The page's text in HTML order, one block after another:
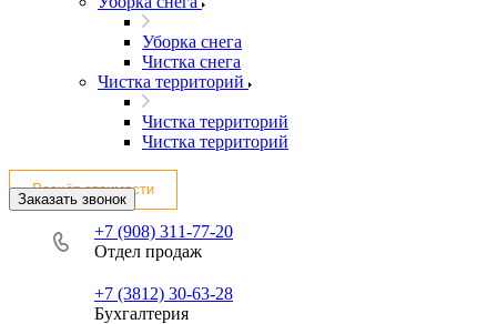
Уборка снега
Чистка снега
Чистка территорий
Чистка территорий
Чистка территорий
Расчёт стоимости
Заказать звонок
+7 (908) 311-77-20
Отдел продаж
+7 (3812) 30-63-28
Бухгалтерия